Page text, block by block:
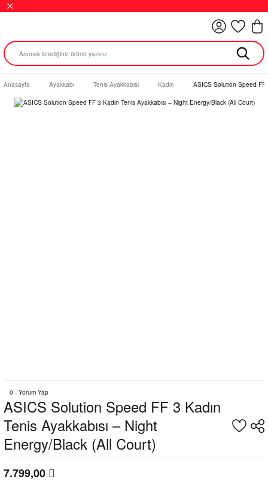
Anasayfa Ayakkabı Tenis Ayakkabısı Kadın ASICS Solution Speed FF
0 - Yorum Yap
ASICS Solution Speed FF 3 Kadın
Tenis Ayakkabısı – Night
Energy/Black (All Court)
7.799,00